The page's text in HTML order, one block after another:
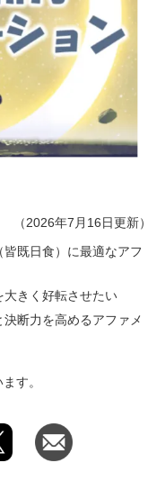
（2026年7月16日更新）
既日食）に最適なアフ
大きく好転させたい
断力を高めるアファメ
す。